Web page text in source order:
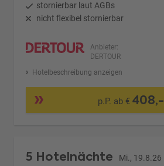
stornierbar laut AGBs
nicht flexibel stornierbar
Anbieter:
DERTOUR
Hotelbeschreibung anzeigen
p.P. ab €408,-
5 Hotelnächte Mi., 19.8.26